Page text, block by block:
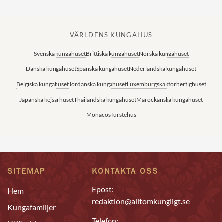
VÄRLDENS KUNGAHUS
Svenska kungahusetBrittiska kungahusetNorska kungahuset
Danska kungahusetSpanska kungahusetNederländska kungahuset
Belgiska kungahusetJordanska kungahusetLuxemburgska storhertighuset
Japanska kejsarhusetThailändska kungahusetMarockanska kungahuset
Monacos furstehus
SITEMAP
Hem
Kungafamiljen
KONTAKTA OSS
Epost:
redaktion@alltomkungligt.se